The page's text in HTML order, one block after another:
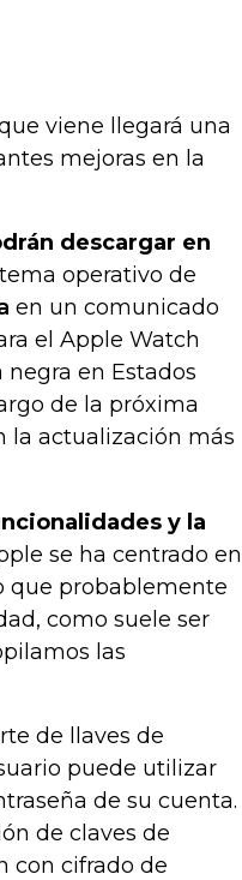
viene llegará una
mejoras en la
descargar en
operativo de
en un comunicado
el Apple Watch
en Estados
de la próxima
la actualización más
y la
se ha centrado en
que probablemente
como suele ser
las
de llaves de
puede utilizar
de su cuenta.
de claves de
con cifrado de